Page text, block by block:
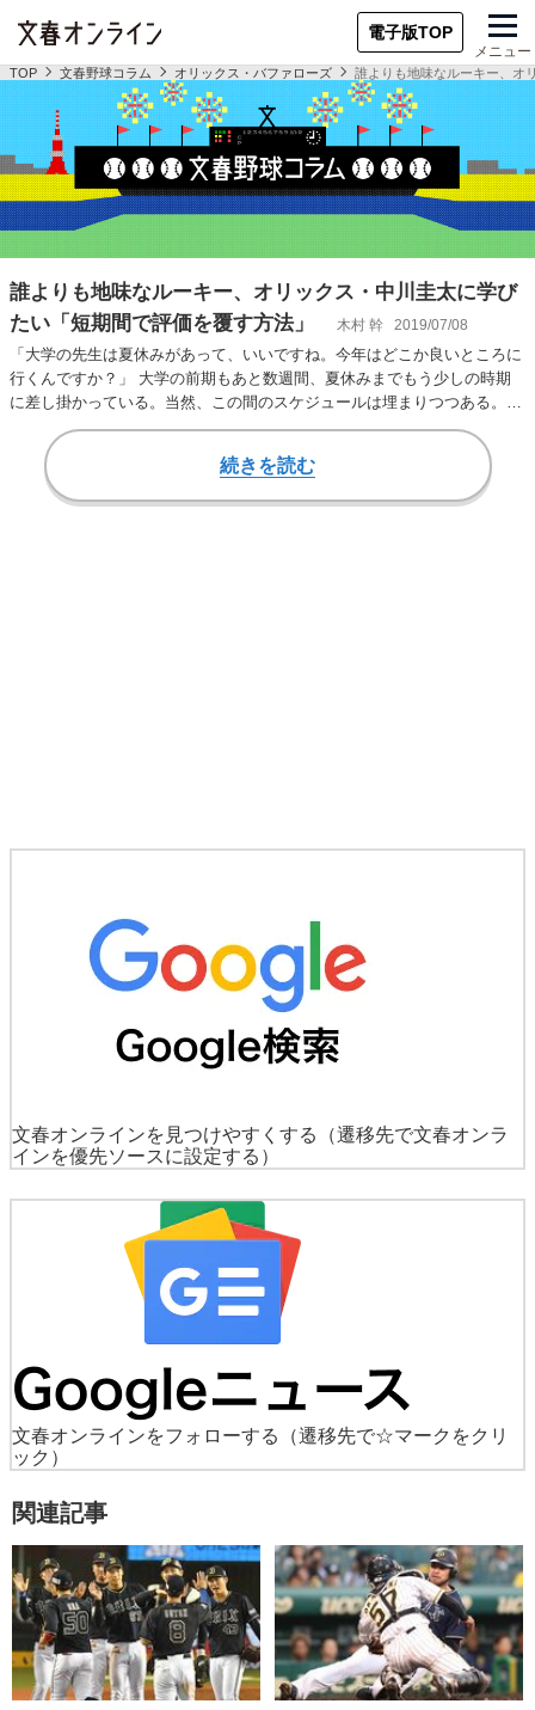
電子版TOP
メニュー
TOP 文春野球コラム オリックス・バファローズ 誰よりも地味なルーキー、オ
誰よりも地味なルーキー、オリックス・中川圭太に学び
たい「短期間で評価を覆す方法」
木村 幹 2019/07/08
「大学の先生は夏休みがあって、いいですね。今年はどこか良いところに
行くんですか？」 大学の前期もあと数週間、夏休みまでもう少しの時期
に差し掛かっている。当然、この間のスケジュールは埋まりつつある。
「夏休み」といっても…
続きを読む
文春オンラインを見つけやすくする
（遷移先で文春オンラ
インを優先ソースに設定する）
文春オンラインをフォローする
（遷移先で☆マークをクリ
ック）
関連記事